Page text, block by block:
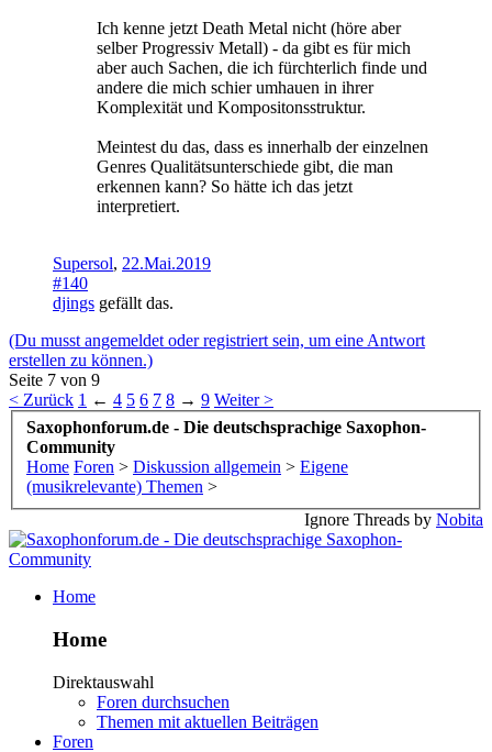
Ich kenne jetzt Death Metal nicht (höre aber
selber Progressiv Metall) - da gibt es für mich
aber auch Sachen, die ich fürchterlich finde und
andere die mich schier umhauen in ihrer
Komplexität und Kompositonsstruktur.
Meintest du das, dass es innerhalb der einzelnen
Genres Qualitätsunterschiede gibt, die man
erkennen kann? So hätte ich das jetzt
interpretiert.
Supersol, 22.Mai.2019
#140
djings gefällt das.
(Du musst angemeldet oder registriert sein, um eine Antwort
erstellen zu können.)
Seite 7 von 9
< Zurück 1 ← 4 5 6 7 8 → 9 Weiter >
Saxophonforum.de - Die deutschsprachige Saxophon-
Community
Home Foren > Diskussion allgemein > Eigene
(musikrelevante) Themen >
Ignore Threads by Nobita
Home
Home
Direktauswahl
Foren durchsuchen
Themen mit aktuellen Beiträgen
Foren